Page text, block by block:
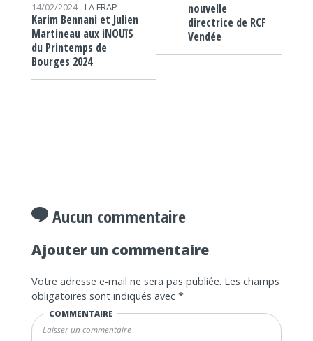
14/02/2024 - LA FRAP
Karim Bennani et Julien
Martineau aux iNOUïS
du Printemps de
Bourges 2024
nouvelle
directrice de RCF
Vendée
Aucun commentaire
Ajouter un commentaire
Votre adresse e-mail ne sera pas publiée. Les champs
obligatoires sont indiqués avec *
COMMENTAIRE